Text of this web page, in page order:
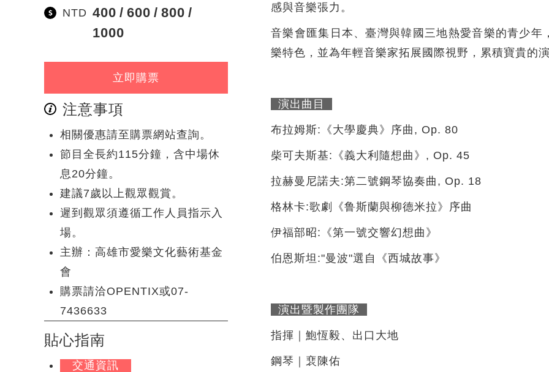
NTD 400 600
800
1000
立即購票
注意事項
相關優惠請至購票網站查詢。
節目全長約115分鐘，含中場休
息20分鐘。
建議7歲以上觀眾觀賞。
遲到觀眾須遵循工作人員指示入
場。
主辦：高雄市愛樂文化藝術基金
會
購票請洽OPENTIX或07-
7436633
貼心指南
交通資訊
感與音樂張力。
音樂會匯集日本、臺灣與韓國三地熱愛音樂的青少
樂特色，並為年輕音樂家拓展國際視野，累積寶貴的
演出曲目
布拉姆斯:《大學慶典》序曲, Op. 80
柴可夫斯基:《義大利隨想曲》, Op. 45
拉赫曼尼諾夫:第二號鋼琴協奏曲, Op. 18
格林卡:歌劇《鲁斯蘭與柳德米拉》序曲
伊福部昭:《第一號交響幻想曲》
伯恩斯坦:"曼波"選自《西城故事》
演出暨製作團隊
指揮｜鮑恆毅、出口大地
鋼琴｜裵陳佑